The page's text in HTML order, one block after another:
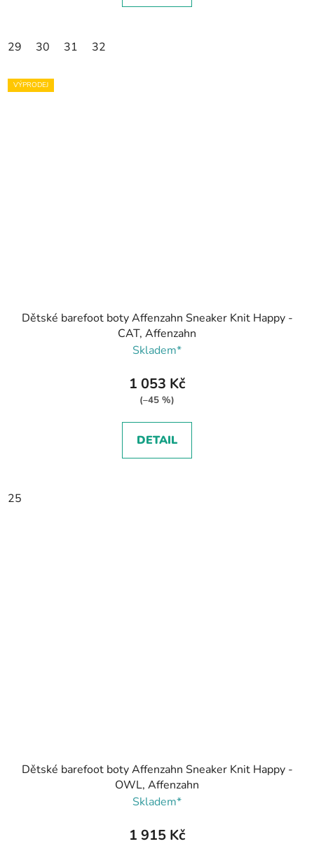
29 30 31 32
VÝPRODEJ
Dětské barefoot boty Affenzahn Sneaker Knit Happy -
CAT, Affenzahn
Skladem*
1 053 Kč
(–45 %)
DETAIL
25
Dětské barefoot boty Affenzahn Sneaker Knit Happy -
OWL, Affenzahn
Skladem*
1 915 Kč